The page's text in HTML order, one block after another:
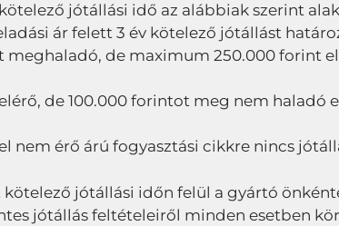
jótállási idő az alábbiak szerint
ár felett 3 év kötelező jótállást
meghaladó, de maximum 250.000 forint
de 100.000 forintot meg nem haladó
nem érő árú fogyasztási cikkre nincs
jótállási időn felül a gyártó
jótállás feltételeiről minden esetben